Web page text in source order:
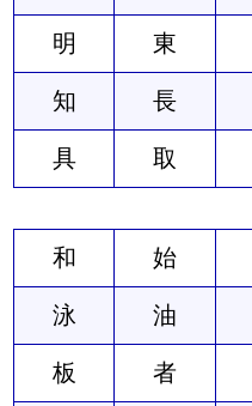
明 東
知 長
具 取
和 始
泳 油
板 者